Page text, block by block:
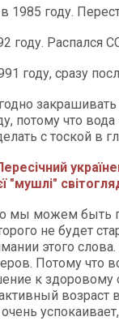
1985 году.
году. Распался
году, сразу
закрашивать
потому что
с тоской в
"мушлі"
мы можем быть
не будет
этого
Потому что
к здоровому
возраст